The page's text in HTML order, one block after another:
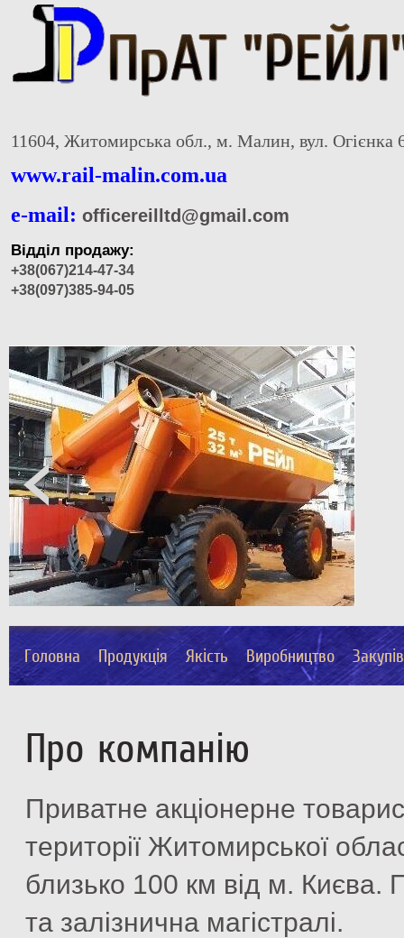
11604, Житомирська обл., м. Малин, вул. Огієнка
www.rail-malin.com.ua
e-mail: officereilltd@gmail.com
Відділ продажу:
+38(067)214-47-34
+38(097)385-94-05
Головна Продукція Якість Виробництво
Про компанію
Приватне акціонерне
території Житомирської
близько 100 км від м. Києва.
та залізнична магістралі.